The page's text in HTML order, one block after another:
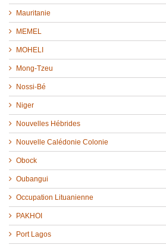
Mauritanie
MEMEL
MOHELI
Mong-Tzeu
Nossi-Bé
Niger
Nouvelles Hébrides
Nouvelle Calédonie Colonie
Obock
Oubangui
Occupation Lituanienne
PAKHOI
Port Lagos